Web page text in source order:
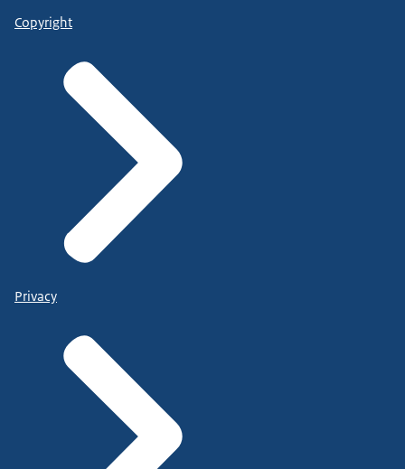
Copyright
Privacy